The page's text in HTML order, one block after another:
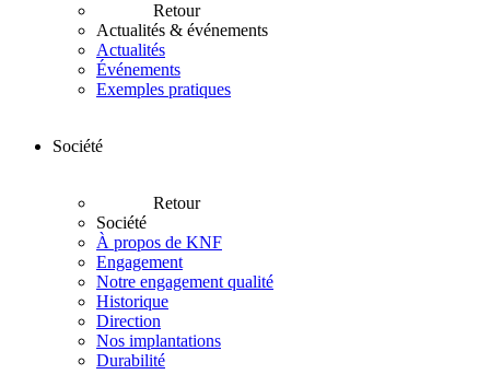
Retour
Actualités & événements
Actualités
Événements
Exemples pratiques
Société
Retour
Société
À propos de KNF
Engagement
Notre engagement qualité
Historique
Direction
Nos implantations
Durabilité